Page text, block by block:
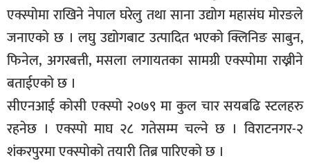
एक्स्पोमा राखिने नेपाल घरेलु तथा साना उद्योग महासंघ मोरङले
जनाएको छ । लघु उद्योगबाट उत्पादित भएको क्लिनिङ साबुन,
फिनेल, अगरबत्ती, मसला लगायतका सामग्री एक्स्पोमा राख्नीने
बताईएको छ ।
सीएनआई कोसी एक्स्पो २०७९ मा कुल चार सयबढि स्टलहरु
रहनेछ । एक्स्पो माघ २८ गतेसम्म चल्ने छ । विराटनगर-२
शंकरपुरमा एक्स्पोको तयारी तिब्र पारिएको छ ।